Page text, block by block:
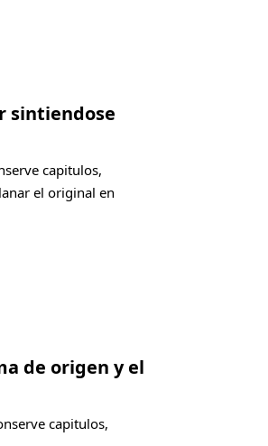
sintiendose
capitulos,
el original en
de origen y el
capitulos,